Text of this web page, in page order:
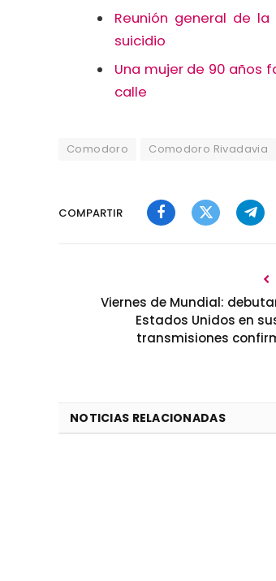
Reunión general de
suicidio
Una mujer de 90 años
calle
Comodoro Comodoro Rivadavia
COMPARTIR
FacebookTwitter
Viernes de Mundial:
Estados Unidos en
transmisiones
NOTICIAS RELACIONADAS